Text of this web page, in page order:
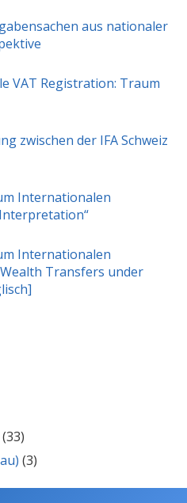
aus nationaler
VAT Registration: Traum
zwischen der IFA Schweiz
Internationalen
Internationalen
Transfers under
(33)
(3)